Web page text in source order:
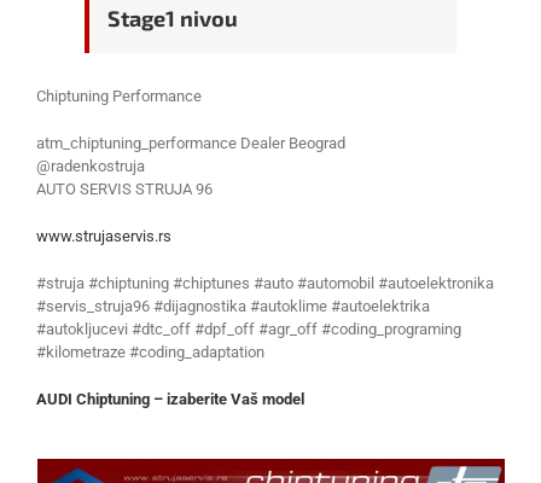
Stage1 nivou
Chiptuning Performance
atm_chiptuning_performance Dealer Beograd
@radenkostruja
AUTO SERVIS STRUJA 96
www.strujaservis.rs
#struja #chiptuning #chiptunes #auto #automobil #autoelektronika
#servis_struja96 #dijagnostika #autoklime #autoelektrika
#autokljucevi #dtc_off #dpf_off #agr_off #coding_programing
#kilometraze #coding_adaptation
AUDI Chiptuning – izaberite Vaš model